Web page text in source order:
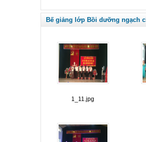
Bế giảng lớp Bồi dưỡng ngạch
1_11.jpg